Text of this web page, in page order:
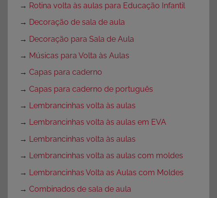
→ Rotina volta às aulas para Educação Infantil
→ Decoração de sala de aula
→ Decoração para Sala de Aula
→ Músicas para Volta às Aulas
→ Capas para caderno
→ Capas para caderno de português
→ Lembrancinhas volta às aulas
→ Lembrancinhas volta às aulas em EVA
→ Lembrancinhas volta às aulas
→ Lembrancinhas volta as aulas com moldes
→ Lembrancinhas Volta as Aulas com Moldes
→ Combinados de sala de aula